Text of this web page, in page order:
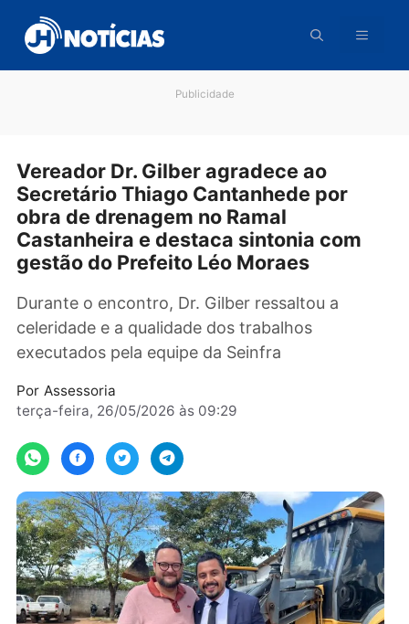
para
conteúdo
Vereador Dr. Gilber agradece ao
Secretário Thiago Cantanhede por
obra de drenagem no Ramal
Castanheira e destaca sintonia com
gestão do Prefeito Léo Moraes
Durante o encontro, Dr. Gilber ressaltou a
celeridade e a qualidade dos trabalhos
executados pela equipe da Seinfra
terça-feira, 26/05/2026 às 09:29